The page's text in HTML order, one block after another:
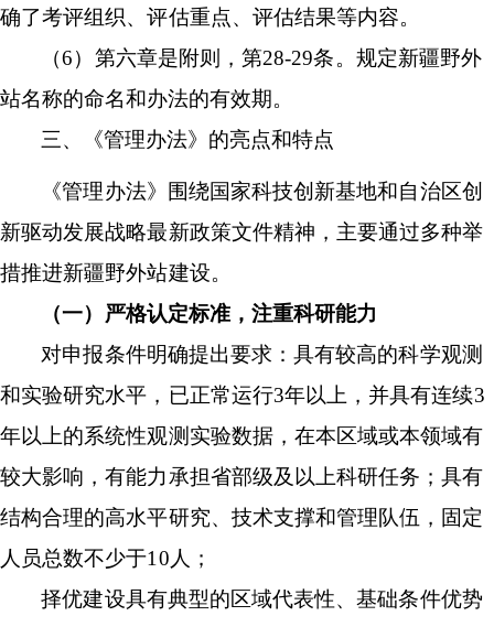
确了考评组织、评估重点、评估结果等内容。
（6）第六章是附则，第28-29条。规定新疆野外
站名称的命名和办法的有效期。
三、《管理办法》的亮点和特点
《管理办法》围绕国家科技创新基地和自治区创
新驱动发展战略最新政策文件精神，主要通过多种举
措推进新疆野外站建设。
（一）严格认定标准，注重科研能力
对申报条件明确提出要求：具有较高的科学观测
和实验研究水平，已正常运行3年以上，并具有连续3
年以上的系统性观测实验数据，在本区域或本领域有
较大影响，有能力承担省部级及以上科研任务；具有
结构合理的高水平研究、技术支撑和管理队伍，固定
人员总数不少于10人；
择优建设具有典型的区域代表性、基础条件优势